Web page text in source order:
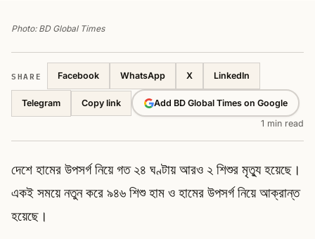
Photo: BD Global Times
SHARE Facebook WhatsApp X LinkedIn
Telegram Copy link
Add BD Global Times on Google
1 min read
দেশে হামের উপসর্গ নিয়ে গত ২৪ ঘণ্টায় আরও ২ শিশুর মৃত্যু হয়েছে।
একই সময়ে নতুন করে ৯৪৬ শিশু হাম ও হামের উপসর্গ নিয়ে আক্রান্ত
হয়েছে।